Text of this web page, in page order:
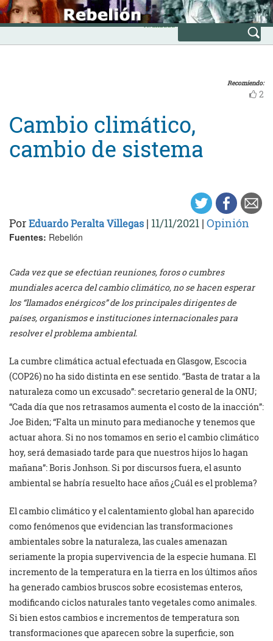
Skip
to
content
INICIO
Avanzada
Recomiendo:
2
Cambio climático,
cambio de sistema
PorEduardo Peralta Villegas | 11/11/2021 | Opinión
Fuentes: Rebelión
Cada vez que se efectúan reuniones, foros o cumbres
mundiales acerca del cambio climático, no se hacen esperar
los “llamados enérgicos” de los principales dirigentes de
países, organismos e instituciones internacionales para
resolver el problema ambiental.
La cumbre climática actual efectuada en Glasgow, Escocia
(COP26) no ha sido distinta en ese sentido. “Basta de tratar a la
naturaleza como un excusado”: secretario general de la ONU;
“Cada día que nos retrasamos aumenta el costo de la inacción”:
Joe Biden; “Falta un minuto para medianoche y tenemos que
actuar ahora. Si no nos tomamos en serio el cambio climático
hoy, será demasiado tarde para que nuestros hijos lo hagan
mañana”: Boris Jonhson. Si por discursos fuera, el asunto
ambiental se habría resuelto hace años ¿Cuál es el problema?
El cambio climático y el calentamiento global han aparecido
como fenómenos que evidencian las transformaciones
ambientales sobre la naturaleza, las cuales amenazan
seriamente la propia supervivencia de la especie humana. El
incremento de la temperatura en la tierra en los últimos años
ha generado cambios bruscos sobre ecosistemas enteros,
modificando ciclos naturales tanto vegetales como animales.
Si bien estos cambios e incrementos de temperatura son
transformaciones que aparecen sobre la superficie, son